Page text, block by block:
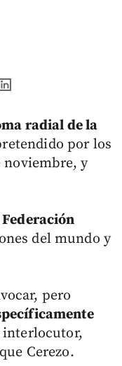
radial de la
por los
noviembre, y
del mundo y
pero
interlocutor,
Cerezo.